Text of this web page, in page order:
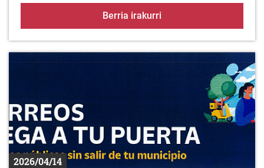
Berria irakurri
2026/04/14